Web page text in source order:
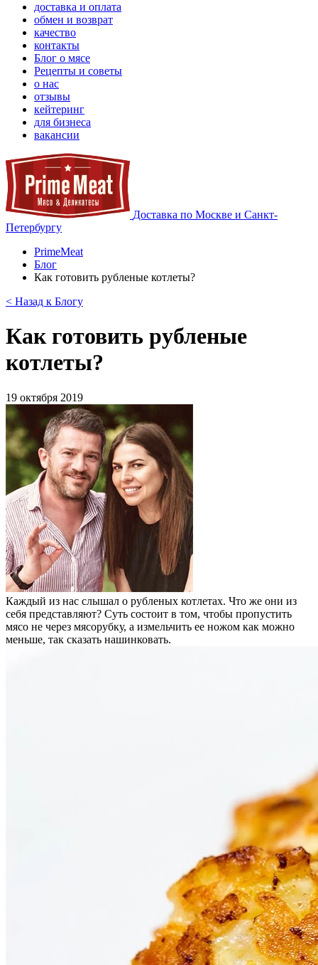
доставка и оплата
обмен и возврат
качество
контакты
Блог о мясе
Рецепты и советы
о нас
отзывы
кейтеринг
для бизнеса
вакансии
Доставка по Москве и Санкт-
Петербургу
PrimeMeat
Блог
Как готовить рубленые котлеты?
< Назад к Блогу
Как готовить рубленые
котлеты?
19 октября 2019
Каждый из нас слышал о рубленых котлетах. Что же они из
себя представляют? Суть состоит в том, чтобы пропустить
мясо не через мясорубку, а измельчить ее ножом как можно
меньше, так сказать нашинковать.